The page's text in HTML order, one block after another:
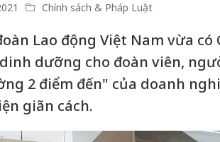
Chính sách & Pháp Luật
Lao động Việt Nam vừa có
dưỡng cho đoàn viên,
2 điểm đến" của doanh
giãn cách.